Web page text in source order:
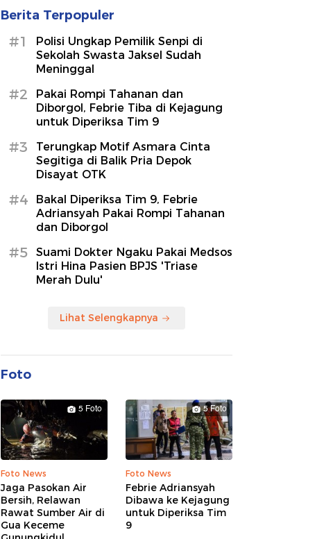
Berita Terpopuler
#1
Polisi Ungkap Pemilik Senpi di
Sekolah Swasta Jaksel Sudah
Meninggal
#2
Pakai Rompi Tahanan dan
Diborgol, Febrie Tiba di Kejagung
untuk Diperiksa Tim 9
#3
Terungkap Motif Asmara Cinta
Segitiga di Balik Pria Depok
Disayat OTK
#4
Bakal Diperiksa Tim 9, Febrie
Adriansyah Pakai Rompi Tahanan
dan Diborgol
#5
Suami Dokter Ngaku Pakai Medsos
Istri Hina Pasien BPJS 'Triase
Merah Dulu'
Lihat Selengkapnya
Foto
5 Foto
Foto News
Jaga Pasokan Air
Bersih, Relawan
Rawat Sumber Air di
Gua Keceme
5 Foto
Foto News
Febrie Adriansyah
Dibawa ke Kejagung
untuk Diperiksa Tim
9